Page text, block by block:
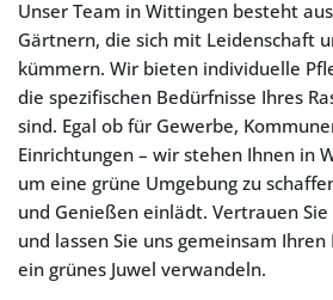
Unser Team in Wittingen besteht
Gärtnern, die sich mit Leidenschaft
kümmern. Wir bieten individuelle
die spezifischen Bedürfnisse Ihres
sind. Egal ob für Gewerbe,
Einrichtungen – wir stehen Ihnen in
um eine grüne Umgebung zu
und Genießen einlädt. Vertrauen
und lassen Sie uns gemeinsam
ein grünes Juwel verwandeln.